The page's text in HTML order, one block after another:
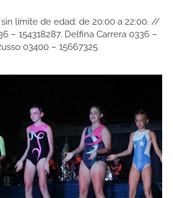
límite de edad: de 20:00 a 22:00. //
– 154318287. Delfina Carrera 0336 –
03400 – 15667325